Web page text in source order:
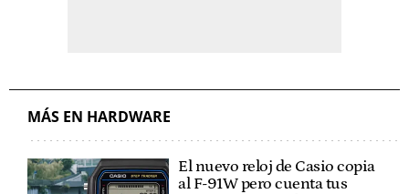
MÁS EN HARDWARE
El nuevo reloj de Casio copia
al F-91W pero cuenta tus